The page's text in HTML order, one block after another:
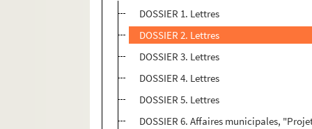
DOSSIER 1. Lettres
DOSSIER 2. Lettres
DOSSIER 3. Lettres
DOSSIER 4. Lettres
DOSSIER 5. Lettres
DOSSIER 6. Affaires municipales,